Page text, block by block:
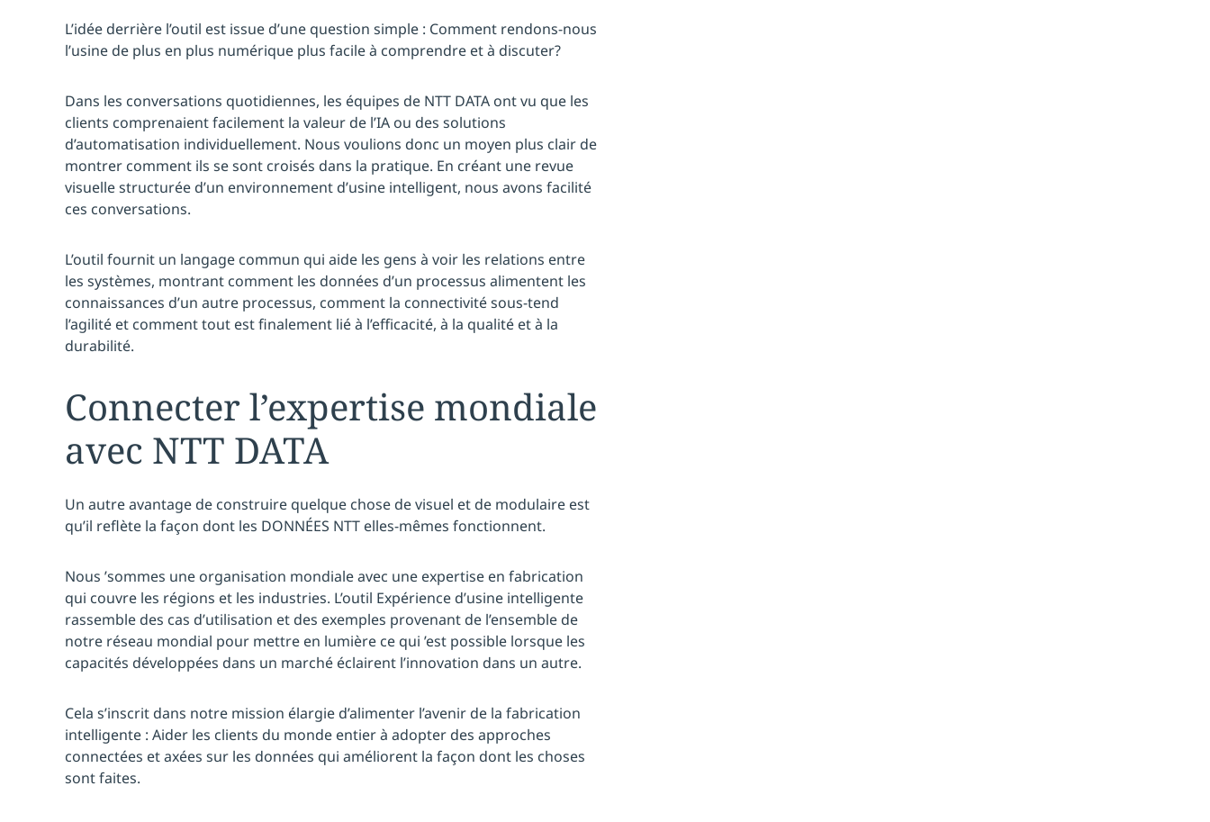
L’idée derrière l’outil est issue d’une question simple : Comment rendons-nous
l’usine de plus en plus numérique plus facile à comprendre et à discuter?
Dans les conversations quotidiennes, les équipes de NTT DATA ont vu que les
clients comprenaient facilement la valeur de l’IA ou des solutions
d’automatisation individuellement. Nous voulions donc un moyen plus clair de
montrer comment ils se sont croisés dans la pratique. En créant une revue
visuelle structurée d’un environnement d’usine intelligent, nous avons facilité
ces conversations.
L’outil fournit un langage commun qui aide les gens à voir les relations entre
les systèmes, montrant comment les données d’un processus alimentent les
connaissances d’un autre processus, comment la connectivité sous-tend
l’agilité et comment tout est finalement lié à l’efficacité, à la qualité et à la
durabilité.
Connecter l’expertise mondiale
avec NTT DATA
Un autre avantage de construire quelque chose de visuel et de modulaire est
qu’il reflète la façon dont les DONNÉES NTT elles-mêmes fonctionnent.
Nous ’sommes une organisation mondiale avec une expertise en fabrication
qui couvre les régions et les industries. L’outil Expérience d’usine intelligente
rassemble des cas d’utilisation et des exemples provenant de l’ensemble de
notre réseau mondial pour mettre en lumière ce qui ’est possible lorsque les
capacités développées dans un marché éclairent l’innovation dans un autre.
Cela s’inscrit dans notre mission élargie d’alimenter l’avenir de la fabrication
intelligente : Aider les clients du monde entier à adopter des approches
connectées et axées sur les données qui améliorent la façon dont les choses
sont faites.